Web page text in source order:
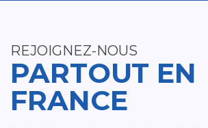
REJOIGNEZ-NOUS
PARTOUT EN
FRANCE